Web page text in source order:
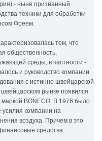
- ныне признанный
техники для обработки
Фреем.
тем, что
общественность,
среды, в частности -
и руководство компании
с истинно швейцарской
рынке появился
маркой BONECO. В 1976 было
усилия компании на
воздуха. Причем в это
средства.